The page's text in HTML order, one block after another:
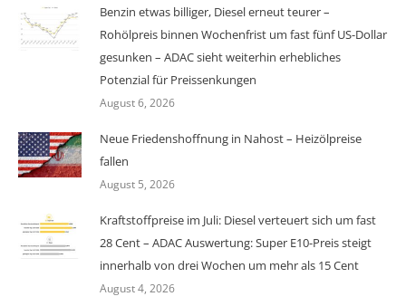
Benzin etwas billiger, Diesel erneut teurer –
Rohölpreis binnen Wochenfrist um fast fünf US-Dollar
gesunken – ADAC sieht weiterhin erhebliches
Potenzial für Preissenkungen
August 6, 2026
Neue Friedenshoffnung in Nahost – Heizölpreise
fallen
August 5, 2026
Kraftstoffpreise im Juli: Diesel verteuert sich um fast
28 Cent – ADAC Auswertung: Super E10-Preis steigt
innerhalb von drei Wochen um mehr als 15 Cent
August 4, 2026